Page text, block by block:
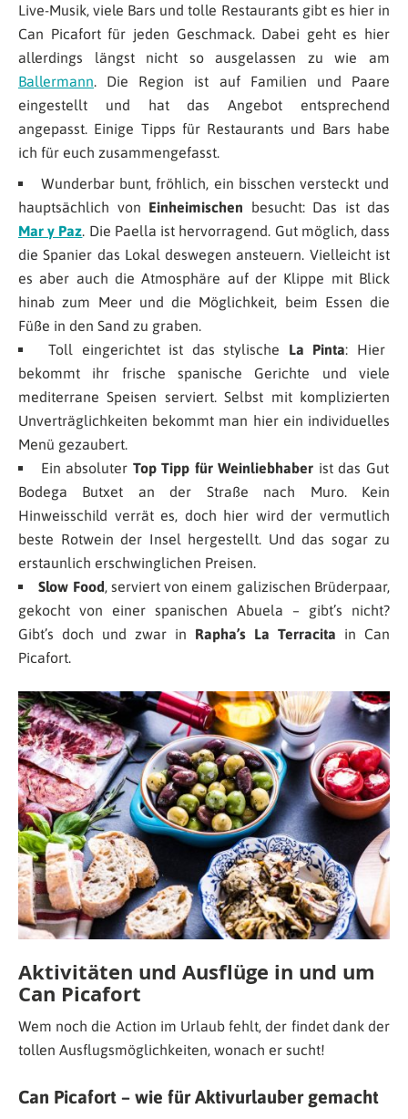
Live-Musik, viele Bars und tolle Restaurants gibt es hier in
Can Picafort für jeden Geschmack. Dabei geht es hier
allerdings längst nicht so ausgelassen zu wie am
Ballermann. Die Region ist auf Familien und Paare
eingestellt und hat das Angebot entsprechend
angepasst. Einige Tipps für Restaurants und Bars habe
ich für euch zusammengefasst.
Wunderbar bunt, fröhlich, ein bisschen versteckt und
hauptsächlich von Einheimischen besucht: Das ist das
Mar y Paz. Die Paella ist hervorragend. Gut möglich, dass
die Spanier das Lokal deswegen ansteuern. Vielleicht ist
es aber auch die Atmosphäre auf der Klippe mit Blick
hinab zum Meer und die Möglichkeit, beim Essen die
Füße in den Sand zu graben.
Toll eingerichtet ist das stylische La Pinta: Hier
bekommt ihr frische spanische Gerichte und viele
mediterrane Speisen serviert. Selbst mit komplizierten
Unverträglichkeiten bekommt man hier ein individuelles
Menü gezaubert.
Ein absoluter Top Tipp für Weinliebhaber ist das Gut
Bodega Butxet an der Straße nach Muro. Kein
Hinweisschild verrät es, doch hier wird der vermutlich
beste Rotwein der Insel hergestellt. Und das sogar zu
erstaunlich erschwinglichen Preisen.
Slow Food, serviert von einem galizischen Brüderpaar,
gekocht von einer spanischen Abuela – gibt’s nicht?
Gibt’s doch und zwar in Rapha’s La Terracita in Can
Picafort.
Aktivitäten und Ausflüge in und um
Can Picafort
Wem noch die Action im Urlaub fehlt, der findet dank der
tollen Ausflugsmöglichkeiten, wonach er sucht!
Can Picafort – wie für Aktivurlauber gemacht